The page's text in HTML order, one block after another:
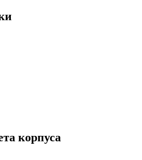
корпуса